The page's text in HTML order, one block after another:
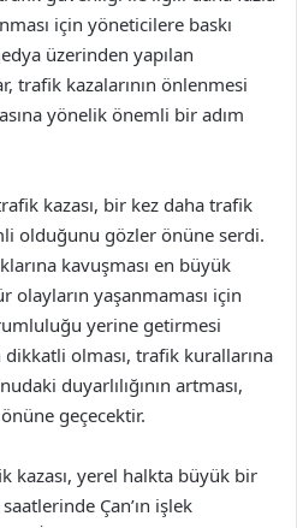
için yöneticilere baskı
üzerinden yapılan
trafik kazalarının önlenmesi
yönelik önemli bir adım
kazası, bir kez daha trafik
olduğunu gözler önüne serdi.
kavuşması en büyük
olayların yaşanmaması için
yerine getirmesi
olması, trafik kurallarına
duyarlılığının artması,
geçecektir.
kazası, yerel halkta büyük bir
Çan’ın işlek